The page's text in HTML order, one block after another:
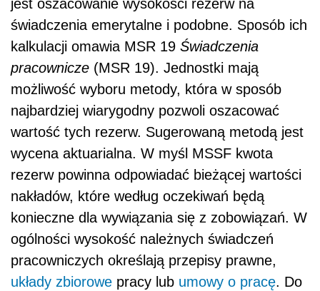
jest oszacowanie wysokości rezerw na
świadczenia emerytalne i podobne. Sposób ich
kalkulacji omawia MSR 19 Świadczenia
pracownicze (MSR 19). Jednostki mają
możliwość wyboru metody, która w sposób
najbardziej wiarygodny pozwoli oszacować
wartość tych rezerw. Sugerowaną metodą jest
wycena aktuarialna. W myśl MSSF kwota
rezerw powinna odpowiadać bieżącej wartości
nakładów, które według oczekiwań będą
konieczne dla wywiązania się z zobowiązań. W
ogólności wysokość należnych świadczeń
pracowniczych określają przepisy prawne,
układy zbiorowe pracy lub umowy o pracę. Do